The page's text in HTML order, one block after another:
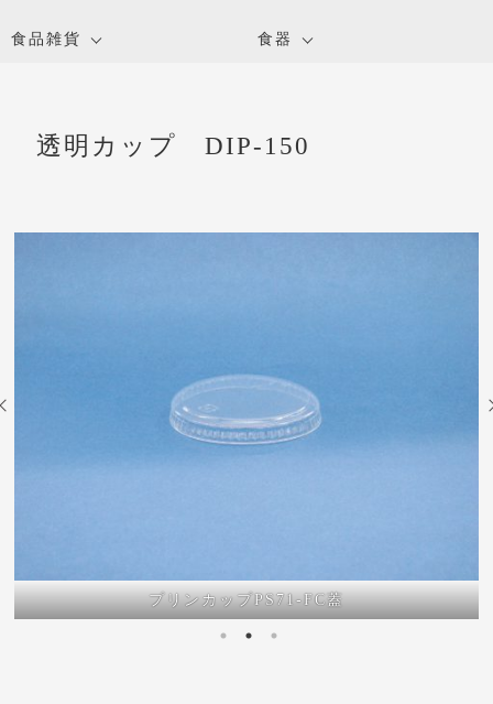
透明カップ DIP-150
プリンカップPS71-FC蓋
食品雑貨 食器